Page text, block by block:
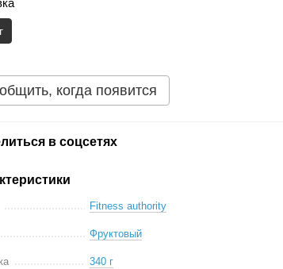
когда появится
в соцсетях
Fitness authority
Фруктовый
340 г